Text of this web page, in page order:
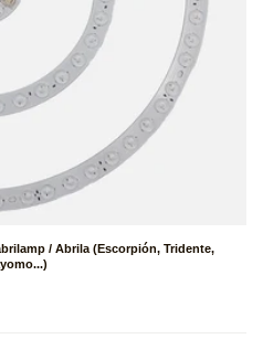
/ Abrila (Escorpión, Tridente,